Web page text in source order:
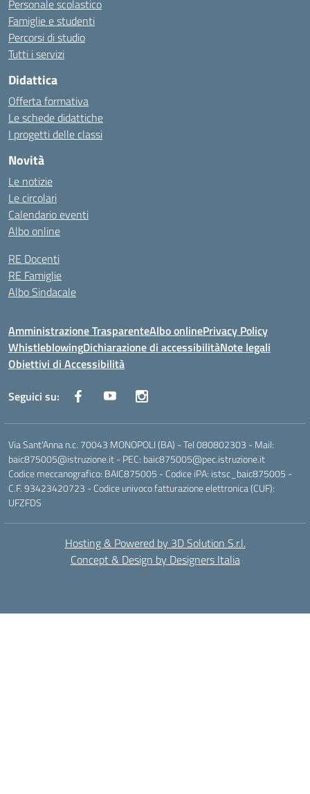
Personale scolastico
Famiglie e studenti
Percorsi di studio
Tutti i servizi
Didattica
Offerta formativa
Le schede didattiche
I progetti delle classi
Novità
Le notizie
Le circolari
Calendario eventi
Albo online
RE Docenti
RE Famiglie
Albo Sindacale
Amministrazione TrasparenteAlbo onlinePrivacy Policy
WhistleblowingDichiarazione di accessibilitàNote legali
Obiettivi di Accessibilità
Seguici su:
Via Sant'Anna n.c. 70043 MONOPOLI (BA) - Tel 080802303 - Mail:
baic875005@istruzione.it - PEC: baic875005@pec.istruzione.it
Codice meccanografico: BAIC875005 - Codice iPA: istsc_baic875005 -
C.F. 93423420723 - Codice univoco fatturazione elettronica (CUF):
UFZFDS
Hosting & Powered by 3D Solution S.r.l.
Concept & Design by Designers Italia